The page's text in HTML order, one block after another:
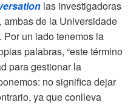
las investigadoras
ambas de la Universidade
un lado tenemos la
palabras, “este término
para gestionar la
no significa dejar
ya que conlleva